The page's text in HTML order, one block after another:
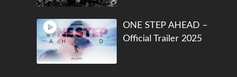
ONE STEP AHEAD –
Official Trailer 2025